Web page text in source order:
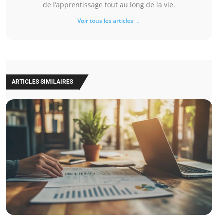
de l’apprentissage tout au long de la vie.
Voir tous les articles →
ARTICLES SIMILAIRES